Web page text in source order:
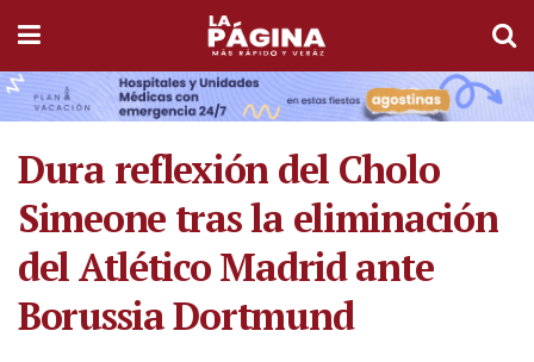
Dura reflexión del Cholo
Simeone tras la eliminación
del Atlético Madrid ante
Borussia Dortmund